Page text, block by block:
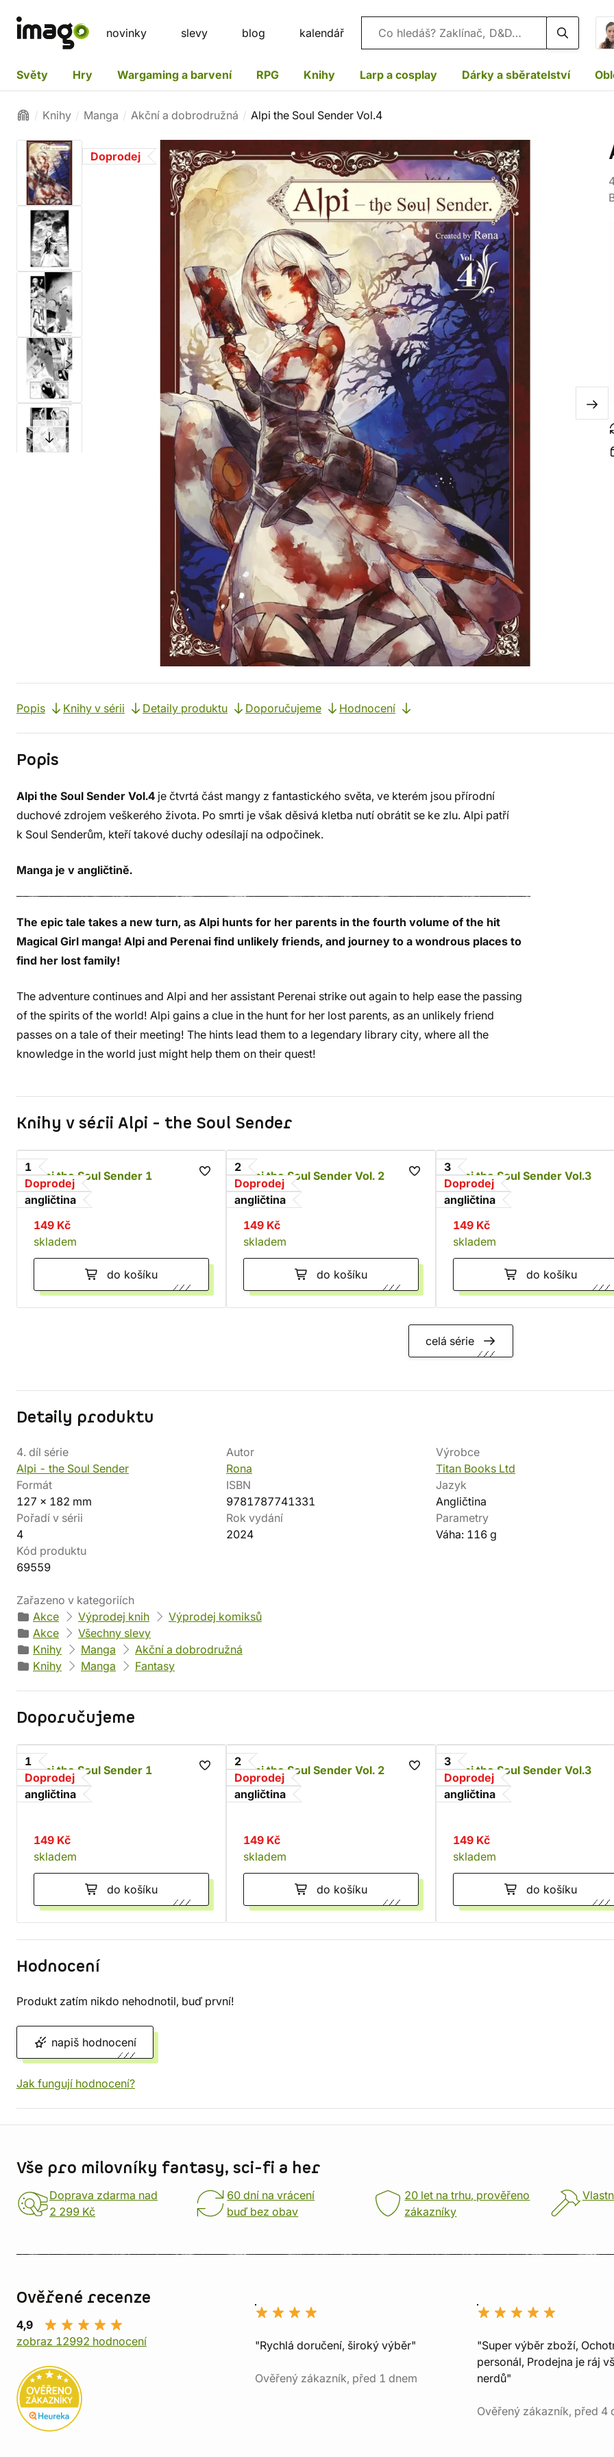
novinky slevy blog kalendář Vyhledávání
Světy Hry Wargaming a barvení RPG Knihy Larp a cosplay Dárky a sběratelství
Knihy Manga Akční a dobrodružná Alpi the Soul Sender Vol.4
Doprodej
Popis Knihy v sérii Detaily produktu Doporučujeme Hodnocení
Popis
Alpi the Soul Sender Vol.4 je čtvrtá část mangy z fantastického světa, ve kterém jsou přírodní
duchové zdrojem veškerého života. Po smrti je však děsivá kletba nutí obrátit se ke zlu. Alpi patří
k Soul Senderům, kteří takové duchy odesílají na odpočinek.
Manga je v angličtině.
The epic tale takes a new turn, as Alpi hunts for her parents in the fourth volume of the hit
Magical Girl manga! Alpi and Perenai find unlikely friends, and journey to a wondrous places to
find her lost family!
The adventure continues and Alpi and her assistant Perenai strike out again to help ease the passing
of the spirits of the world! Alpi gains a clue in the hunt for her lost parents, as an unlikely friend
passes on a tale of their meeting! The hints lead them to a legendary library city, where all the
knowledge in the world just might help them on their quest!
Knihy v sérii Alpi - the Soul Sender
1
Doprodej
angličtina
Alpi the Soul Sender 1
Rona
149 Kč
skladem
do košíku
2
Doprodej
angličtina
Alpi the Soul Sender Vol. 2
Rona
149 Kč
skladem
do košíku
3
Doprodej
angličtina
Alpi the Soul Sender Vol.3
Rona
149 Kč
skladem
do košíku
celá série
Detaily produktu
4. díl série
Alpi - the Soul Sender
Autor
Rona
Výrobce
Titan Books Ltd
Formát
127 x 182 mm
ISBN
9781787741331
Jazyk
Angličtina
Pořadí v sérii
4
Rok vydání
2024
Parametry
Váha: 116 g
Kód produktu
69559
Zařazeno v kategoriích
Akce
Výprodej knih
Výprodej komiksů
Akce
Všechny slevy
Knihy
Manga
Akční a dobrodružná
Knihy
Manga Fantasy
Doporučujeme
1
Doprodej
angličtina
Alpi the Soul Sender 1
Rona
149 Kč
skladem
do košíku
2
Doprodej
angličtina
Alpi the Soul Sender Vol. 2
Rona
149 Kč
skladem
do košíku
3
Doprodej
angličtina
Alpi the Soul Sender Vol.3
Rona
149 Kč
skladem
do košíku
Hodnocení
Produkt zatím nikdo nehodnotil, buď první!
napiš hodnocení
Jak fungují hodnocení?
Vše pro milovníky fantasy, sci-fi a her
Doprava zdarma nad
2 299 Kč
60 dní na vrácení
buď bez obav
20 let na trhu, prověřeno
zákazníky
Ověřené recenze
4,9
zobraz 12992 hodnocení
"Rychlá doručení, široký výběr"
Ověřený zákazník, před 1 dnem
"Super výběr zboží,
personál, Prodejna je ráj
nerdů"
Ověřený zákazník, před 4